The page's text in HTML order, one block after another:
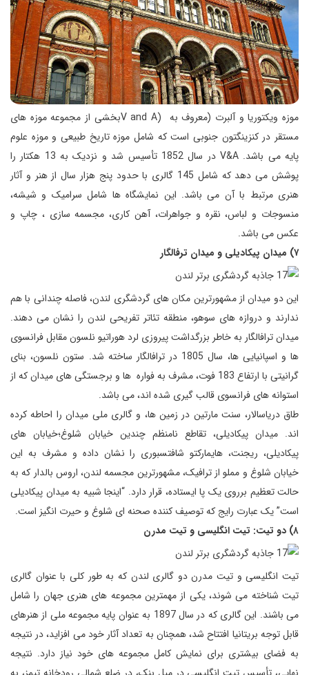
موزه ویکتوریا و آلبرت (معروف به (V and Aبخشی از مجموعه موزه های
مستقر در کنزینگتون جنوبی است که شامل موزه تاریخ طبیعی و موزه علوم
پایه می باشد. V&A در سال 1852 تأسیس شد و نزدیک به 13 هکتار را
پوشش می دهد که شامل 145 گالری با حدود پنج هزار سال از هنر و آثار
هنری مرتبط با آن می باشد. این نمایشگاه ها شامل سرامیک و شیشه،
منسوجات و لباس، نقره و جواهرات، آهن کاری، مجسمه سازی ، چاپ و
عکس می باشد.
۷) میدان پیکادیلی و میدان ترفالگار
این دو میدان از مشهورترین مکان های گردشگری لندن، فاصله چندانی با هم
ندارند و دروازه های سوهو، منطقه تئاتر تفریحی لندن را نشان می دهند.
میدان ترافالگار به خاطر بزرگداشت پیروزی لرد هوراتیو نلسون مقابل فرانسوی
ها و اسپانیایی ها، سال 1805 در ترافالگار ساخته شد. ستون نلسون، بنای
گرانیتی با ارتفاع 183 فوت، مشرف به فواره ها و برجستگی های میدان که از
استوانه های فرانسوی قالب گیری شده اند، می باشد.
طاق دریاسالار، سنت مارتین در زمین ها، و گالری ملی میدان را احاطه کرده
اند. میدان پیکادیلی، تقاطع نامنظم چندین خیابان شلوغ؛خیابان های
پیکادیلی، ریجنت، هایمارکتو شافتسبوری را نشان داده و مشرف به این
خیابان شلوغ و مملو از ترافیک، مشهورترین مجسمه لندن، اروس بالدار که به
حالت تعظیم برروی یک پا ایستاده، قرار دارد. “اینجا شبیه به میدان پیکادیلی
است” یک عبارت رایج که توصیف کننده صحنه ای شلوغ و حیرت انگیز است.
۸) دو تیت: تیت انگلیسی و تیت مدرن
تیت انگلیسی و تیت مدرن دو گالری لندن که به طور کلی با عنوان گالری
تیت شناخته می شوند، یکی از مهمترین مجموعه های هنری جهان را شامل
می باشند. این گالری که در سال 1897 به عنوان پایه مجموعه ملی از هنرهای
قابل توجه بریتانیا افتتاح شد، همچنان به تعداد آثار خود می افزاید، در نتیجه
به فضای بیشتری برای نمایش کامل مجموعه های خود نیاز دارد. نتیجه